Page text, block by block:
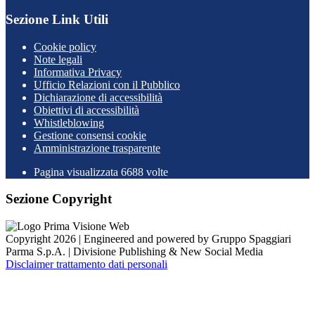
Sezione Link Utili
Cookie policy
Note legali
Informativa Privacy
Ufficio Relazioni con il Pubblico
Dichiarazione di accessibilità
Obiettivi di accessibilità
Whistleblowing
Gestione consensi cookie
Amministrazione trasparente
Pagina visualizzata 6688 volte
Sezione Copyright
Copyright 2026 | Engineered and powered by Gruppo Spaggiari
Parma S.p.A. | Divisione Publishing & New Social Media
Disclaimer trattamento dati personali